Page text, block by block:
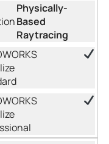
Physically-
Based
Raytracing